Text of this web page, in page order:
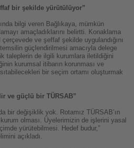
bir şekilde yürütülüyor”
bilgi veren Bağlıkaya, mümkün
amaçladıklarını belirtti. Konaklama
ve şeffaf şekilde uygulandığını
güçlendirilmesi amacıyla delege
taleplerin de ilgili kurumlara iletildiğini
kurumsal itibarın korunması ve
bir seçim ortamı oluşturmak
ve güçlü bir TÜRSAB”
bir değişiklik yok. Rotamız TÜRSAB’ın
olması. Üyelerimizin de işlerini yasal
yürütebilmesi. Hedef budur,”
açıkladı.